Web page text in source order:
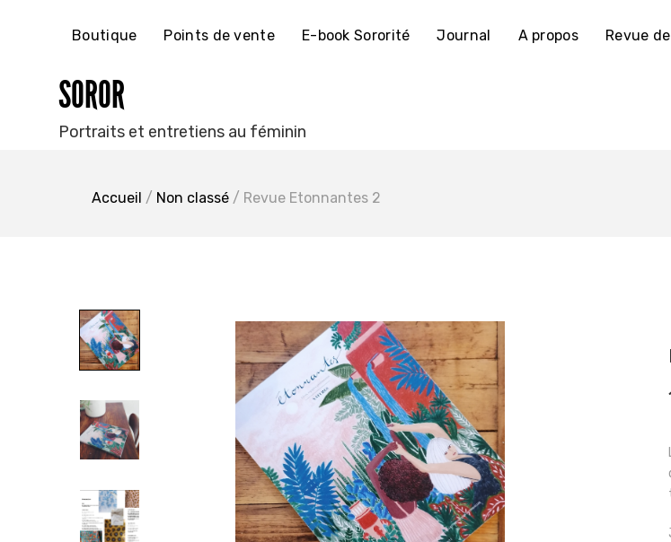
SOROR
Portraits et entretiens au féminin
Boutique Points de vente E-book Sororité Journal A propos Revue
Accueil / Non classé / Revue Etonnantes 2